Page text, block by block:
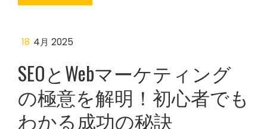
18 4月 2025
SEOとWebマーケティング
の極意を解明！初心者でも
わかる成功の秘訣